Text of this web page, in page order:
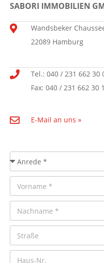
SABORI IMMOBILIEN
Wandsbeker
22089 Hamburg
Tel.: 040 / 231 662 30
Fax: 040 / 231 662 30
E-Mail an uns »